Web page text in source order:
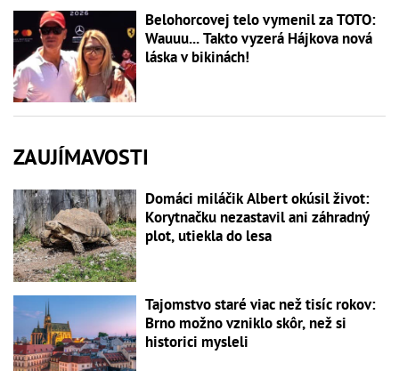
Belohorcovej telo vymenil za TOTO:
Wauuu... Takto vyzerá Hájkova nová
láska v bikinách!
ZAUJÍMAVOSTI
Domáci miláčik Albert okúsil život:
Korytnačku nezastavil ani záhradný
plot, utiekla do lesa
Tajomstvo staré viac než tisíc rokov:
Brno možno vzniklo skôr, než si
historici mysleli